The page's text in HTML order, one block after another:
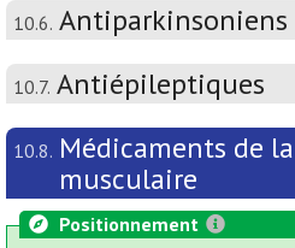
10.6. Antiparkinsoniens
10.7. Antiépileptiques
10.8. Médicaments de
musculaire
Positionnement